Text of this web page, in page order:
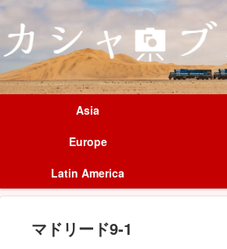
Asia
Europe
Latin America
マドリード9-1